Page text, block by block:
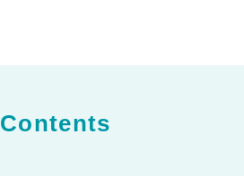
Contents